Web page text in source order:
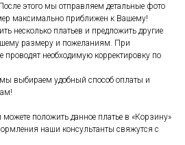
этого мы отправляем детальные фото
максимально приближен к Вашему!
несколько платьев и предложить другие
размеру и пожеланиям. При
проводят необходимую корректировку по
выбираем удобный способ оплаты и
положить данное платье в «Корзину»
наши консультанты свяжутся с